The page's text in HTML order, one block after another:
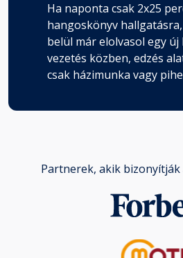
Ha naponta csak 2x25
hangoskönyv
belül már elolvasol egy új
vezetés közben, edzés
csak házimunka vagy
Partnerek, akik